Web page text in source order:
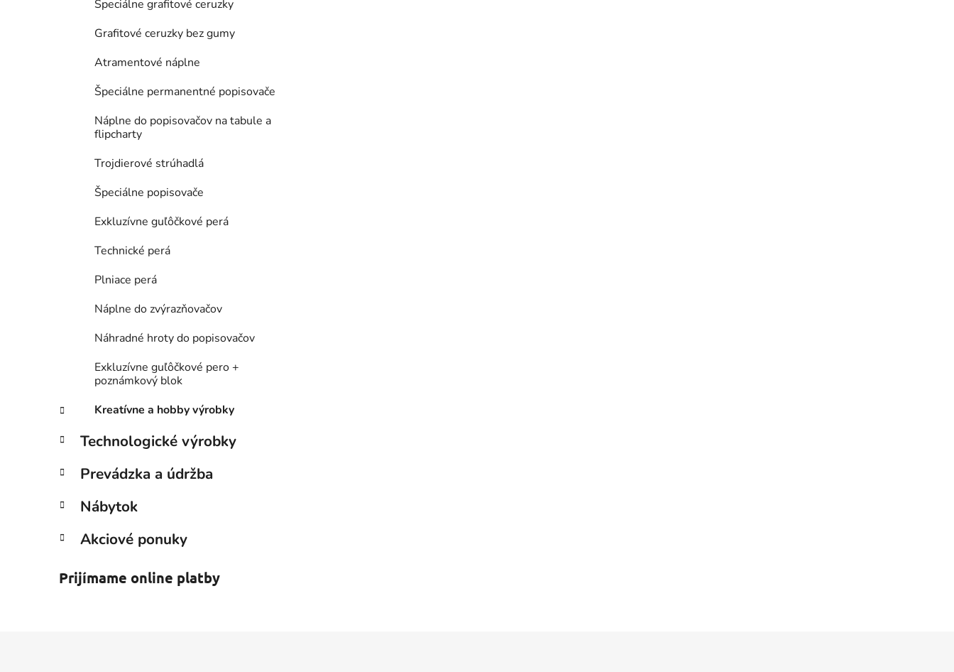
Špeciálne grafitové ceruzky
Grafitové ceruzky bez gumy
Atramentové náplne
Špeciálne permanentné popisovače
Náplne do popisovačov na tabule a
flipcharty
Trojdierové strúhadlá
Špeciálne popisovače
Exkluzívne guľôčkové perá
Technické perá
Plniace perá
Náplne do zvýrazňovačov
Náhradné hroty do popisovačov
Exkluzívne guľôčkové pero +
poznámkový blok
Kreatívne a hobby výrobky
Technologické výrobky
Prevádzka a údržba
Nábytok
Akciové ponuky
Prijímame online platby